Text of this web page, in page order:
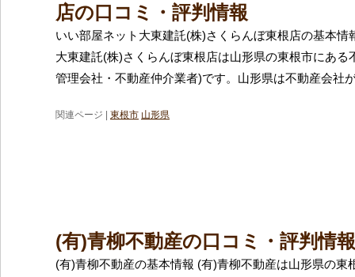
店の口コミ・評判情報
いい部屋ネット大東建託(株)さくらんぼ東根店の基本情
大東建託(株)さくらんぼ東根店は山形県の東根市にある
管理会社・不動産仲介業者)です。山形県は不動産会社
関連ページ | 東根市 山形県
(有)青柳不動産の口コミ・評判情報
(有)青柳不動産の基本情報 (有)青柳不動産は山形県の東